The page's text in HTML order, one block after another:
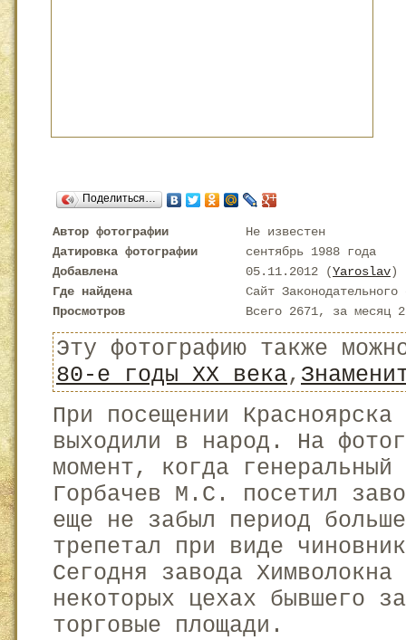
Поделиться…
Автор фотографии
Не известен
Датировка фотографии
сентябрь 1988 года
Добавлена
05.11.2012 (Yaroslav)
Где найдена
Сайт
Просмотров
Всего 2671, за месяц
Эту фотографию также
80-е годы XX века,
При посещении Красноярска
выходили в народ. На
момент, когда
Горбачев М.С. посетил
еще не забыл период
трепетал при виде
Сегодня завода
некоторых цехах бывшего
торговые площади.